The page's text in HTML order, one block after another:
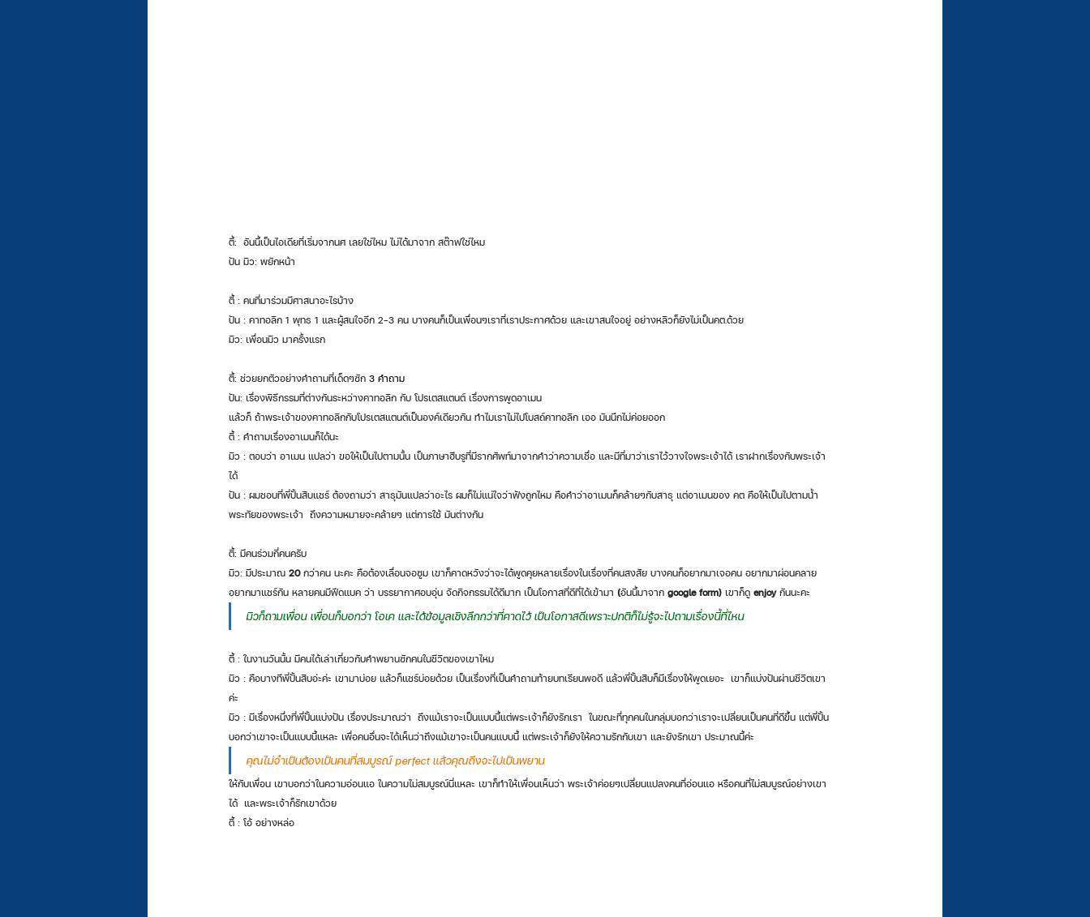
ตี้:  อันนี้เป็นไอเดียที่เริ่มจากนศ เลยใช่ไหม ไม่ได้มาจาก สต๊าฟใช่ไหม
ปัน มิว: พยักหน้า
ตี้ : คนที่มาร่วมมีศาสนาอะไรบ้าง
ปัน : คาทอลิก 1 พุทธ 1 และผู้สนใจอีก 2-3 คน บางคนก็เป็นเพื่อนๆเราที่เราประกาศด้วย และเขาสนใจอยู่ อย่างหลิวก็ยังไม่เป็นคต.ด้วย
มิว: เพื่อนมิว มาครั้งแรก
ตี้: ช่วยยกตัวอย่างคำถามที่เด็ดๆซัก 3 คำถาม
ปัน: เรื่องพิธีกรรมที่ต่างกันระหว่างคาทอลิก กับ โปรเตสแตนต์ เรื่องการพูดอาเมน
แล้วก็ ถ้าพระเจ้าของคาทอลิกกับโปรเตสแตนต์เป็นองค์เดียวกัน ทำไมเราไม่ไปโบสถ์คาทอลิก เออ มันนึกไม่ค่อยออก
ตี้ : คำถามเรื่องอาเมนก็ได้นะ
มิว : ตอบว่า อาเมน แปลว่า ขอให้เป็นไปตามนั้น เป็นภาษาฮีบรูที่มีรากศัพท์มาจากคำว่าความเชื่อ และมีที่มาว่าเราไว้วางใจพระเจ้าได้ เราฝากเรื่องกับพระเจ้า
ได้
ปัน : ผมชอบที่พี่ปั้นสิบแชร์ ต้องถามว่า สาธุมันแปลว่าอะไร ผมก็ไม่แน่ใจว่าฟังถูกไหม คือคำว่าอาเมนก็คล้ายๆกับสาธุ แต่อาเมนของ คต คือให้เป็นไปตามน้ำ
พระทัยของพระเจ้า  ถึงความหมายจะคล้ายๆ แต่การใช้ มันต่างกัน
ตี้: มีคนร่วมกี่คนครับ
มิว: มีประมาณ 20 กว่าคน นะคะ คือต้องเลื่อนจอซูม เขาก็คาดหวังว่าจะได้พูดคุยหลายเรื่องในเรื่องที่คนสงสัย บางคนก็อยากมาเจอคน อยากมาผ่อนคลาย
อยากมาแชร์กัน หลายคนมีฟีดแบค ว่า บรรยากาศอบอุ่น จัดกิจกรรมได้ดีมาก เป็นโอกาสที่ดีที่ได้เข้ามา (อันนี้มาจาก google form) เขาก็ดู enjoy กันนะคะ
มิวก็ถามเพื่อน เพื่อนก็บอกว่า โอเค และได้ข้อมูลเชิงลึกกว่าที่คาดไว้ เป็นโอกาสดีเพราะปกติก็ไม่รู้จะไปถามเรื่องนี้ที่ไหน
ตี้ : ในงานวันนั้น มีคนได้เล่าเกี่ยวกับคำพยานซักคนในชีวิตของเขาไหม
มิว : คือบางทีพี่ปั้นสิบอ่ะค่ะ เขามาบ่อย แล้วก็แชร์บ่อยด้วย เป็นเรื่องที่เป็นคำถามท้ายบทเรียนพอดี แล้วพี่ปั้นสิบก็มีเรื่องให้พูดเยอะ  เขาก็แบ่งปันผ่านชีวิตเขา
ค่ะ
มิว : มีเรื่องหนึ่งที่พี่ปั้นแบ่งปัน เรื่องประมาณว่า  ถึงแม้เราจะเป็นแบบนี้แต่พระเจ้าก็ยังรักเรา  ในขณะที่ทุกคนในกลุ่มบอกว่าเราจะเปลี่ยนเป็นคนที่ดีขึ้น แต่พี่ปั้น
บอกว่าเขาจะเป็นแบบนี้แหละ เพื่อคนอื่นจะได้เห็นว่าถึงแม้เขาจะเป็นคนแบบนี้ แต่พระเจ้าก็ยังให้ความรักกับเขา และยังรักเขา ประมาณนี้ค่ะ
คุณไม่จำเป็นต้องเป็นคนที่สมบูรณ์ perfect แล้วคุณถึงจะไปเป็นพยาน
ให้กับเพื่อน เขาบอกว่าในความอ่อนแอ ในความไม่สมบูรณ์นี่แหละ เขาก็ทำให้เพื่อนเห็นว่า พระเจ้าค่อยๆเปลี่ยนแปลงคนที่อ่อนแอ หรือคนที่ไม่สมบูรณ์อย่างเขา
ได้  และพระเจ้าก็รักเขาด้วย
ตี้ : โอ้ อย่างหล่อ